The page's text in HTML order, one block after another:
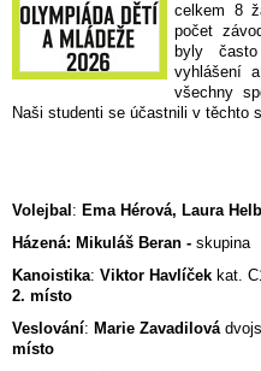
celkem 8
počet
byly
vyhlášení
všechny
Naši studenti se účastnili v těchto
Volejbal : Ema Hérová, Laura
Házená: Mikuláš Beran - skupina
Kanoistika: Viktor Havlíček kat.
2. místo
Veslování: Marie Zavadilová
místo